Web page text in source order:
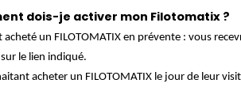
dois-je activer mon Filotomatix ?
acheté un FILOTOMATIX en prévente : vous
le lien indiqué.
acheter un FILOTOMATIX le jour de leur